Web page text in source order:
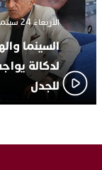
الأربعاء 24 سبتمبر 2025 - 13:58
السينما
لدكالة
للجدل